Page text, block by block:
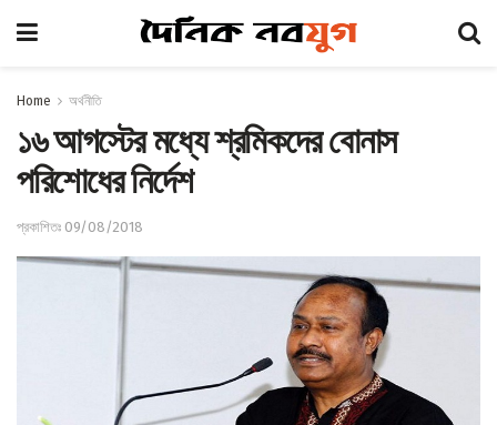
Home অর্থনীতি
১৬ আগস্টের মধ্যে শ্রমিকদের বোনাস
পরিশোধের নির্দেশ
প্রকাশিতঃ 09/08/2018